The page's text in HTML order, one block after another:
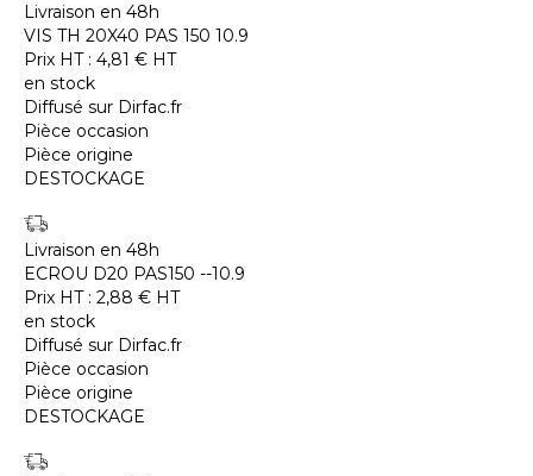
Livraison en 48h
VIS TH 20X40 PAS 150 10.9
Prix HT : 4,81 € HT
en stock
Diffusé sur Dirfac.fr
Pièce occasion
Pièce origine
DESTOCKAGE
Livraison en 48h
ECROU D20 PAS150 --10.9
Prix HT : 2,88 € HT
en stock
Diffusé sur Dirfac.fr
Pièce occasion
Pièce origine
DESTOCKAGE